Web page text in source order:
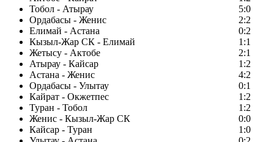
Тобол - Атырау
5:0
Ордабасы - Женис
2:2
Елимай - Астана
0:2
Кызыл-Жар СК - Елимай
1:1
Жетысу - Актобе
2:1
Атырау - Кайсар
1:2
Астана - Женис
4:2
Ордабасы - Улытау
0:1
Кайрат - Окжетпес
1:2
Туран - Тобол
1:2
Женис - Кызыл-Жар СК
0:0
Кайсар - Туран
1:0